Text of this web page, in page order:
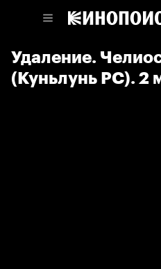
Удаление.
(Куньлунь РС). 2